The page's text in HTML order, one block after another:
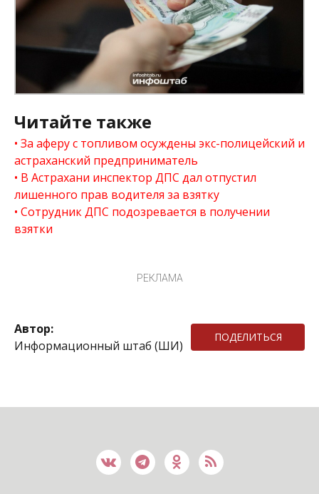
Читайте также
За аферу с топливом осуждены экс-полицейский и
астраханский предприниматель
В Астрахани инспектор ДПС дал отпустил
лишенного прав водителя за взятку
Сотрудник ДПС подозревается в получении
взятки
РЕКЛАМА
Автор:
Информационный штаб (ШИ)
ПОДЕЛИТЬСЯ